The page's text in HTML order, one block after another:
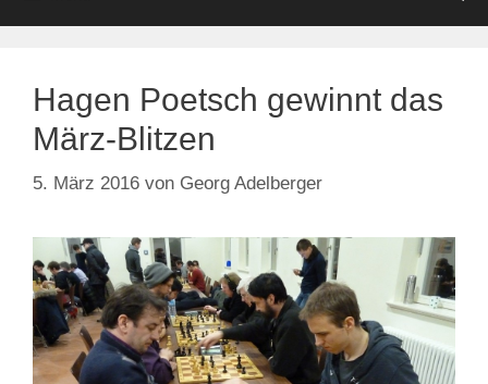
Hagen Poetsch gewinnt das
März-Blitzen
5. März 2016 von Georg Adelberger